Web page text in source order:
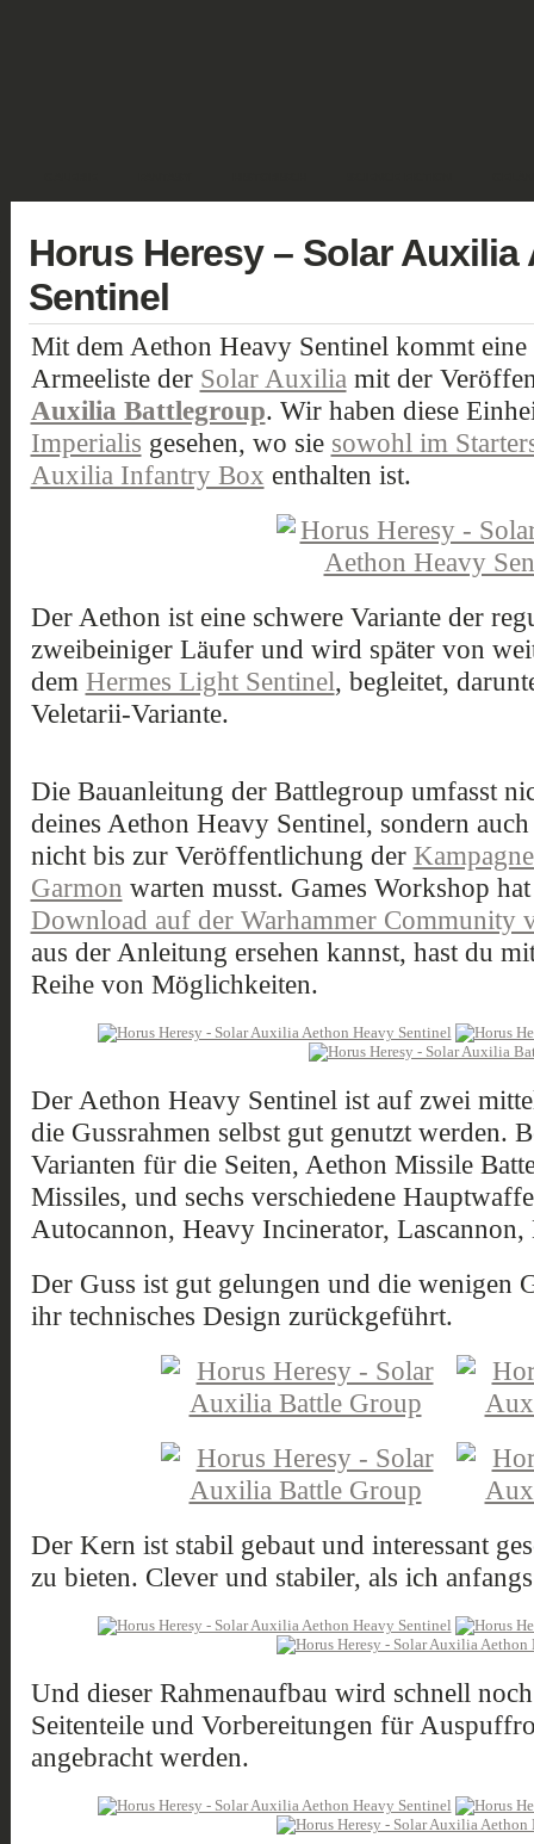
Horus Heresy – Solar Auxilia
Sentinel
Mit dem Aethon Heavy Sentinel kommt
Armeeliste der Solar Auxilia mit der
Auxilia Battlegroup. Wir haben diese
Imperialis gesehen, wo sie sowohl im
Auxilia Infantry Box enthalten ist.
Der Aethon ist eine schwere Variante der
zweibeiniger Läufer und wird später von
dem Hermes Light Sentinel, begleitet,
Veletarii-Variante.
Die Bauanleitung der Battlegroup umfasst
deines Aethon Heavy Sentinel, sondern
nicht bis zur Veröffentlichung der
Garmon warten musst. Games Workshop
Download auf der Warhammer Community
aus der Anleitung ersehen kannst, hast du
Reihe von Möglichkeiten.
Der Aethon Heavy Sentinel ist auf zwei
die Gussrahmen selbst gut genutzt werden.
Varianten für die Seiten, Aethon Missile
Missiles, und sechs verschiedene
Autocannon, Heavy Incinerator,
Der Guss ist gut gelungen und die wenigen
ihr technisches Design zurückgeführt.
Der Kern ist stabil gebaut und interessant
zu bieten. Clever und stabiler, als ich
Und dieser Rahmenaufbau wird schnell
Seitenteile und Vorbereitungen für
angebracht werden.